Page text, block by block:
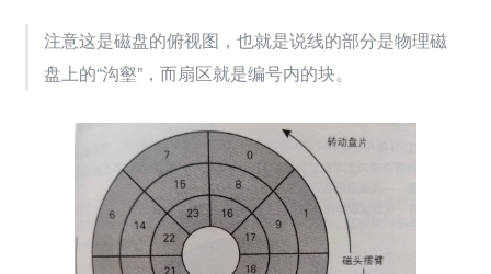
注意这是磁盘的俯视图，也就是说线的部分是物理磁
盘上的“沟壑”，而扇区就是编号内的块。